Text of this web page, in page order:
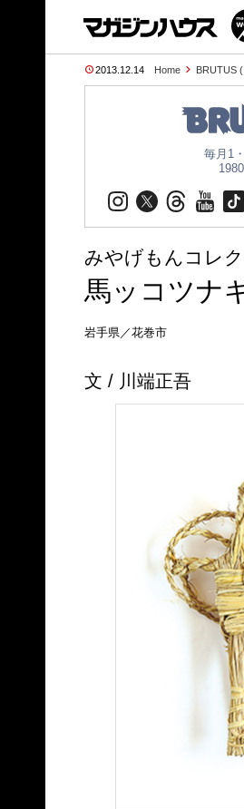
2013.12.14 Home BRUTUS
毎月1
みやげもんコレ
馬ッコツナ
岩手県／花巻市
文 / 川端正吾